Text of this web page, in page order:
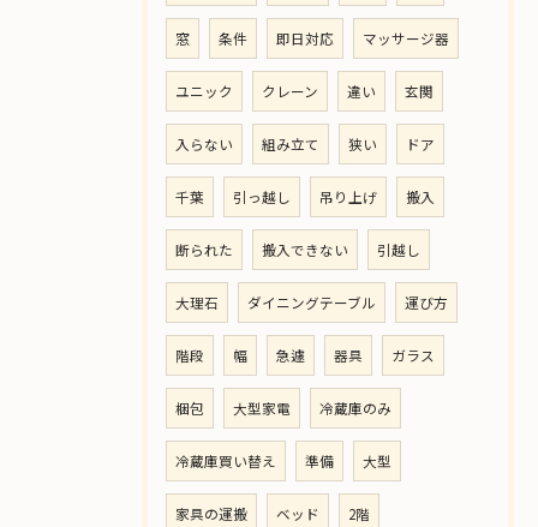
窓 条件 即日対応 マッサージ器
ユニック クレーン 違い 玄関
入らない 組み立て 狭い ドア
千葉 引っ越し 吊り上げ 搬入
断られた 搬入できない 引越し
大理石 ダイニングテーブル 運び方
階段 幅 急遽 器具 ガラス
梱包 大型家電 冷蔵庫のみ
冷蔵庫買い替え 準備 大型
家具の運搬 ベッド 2階